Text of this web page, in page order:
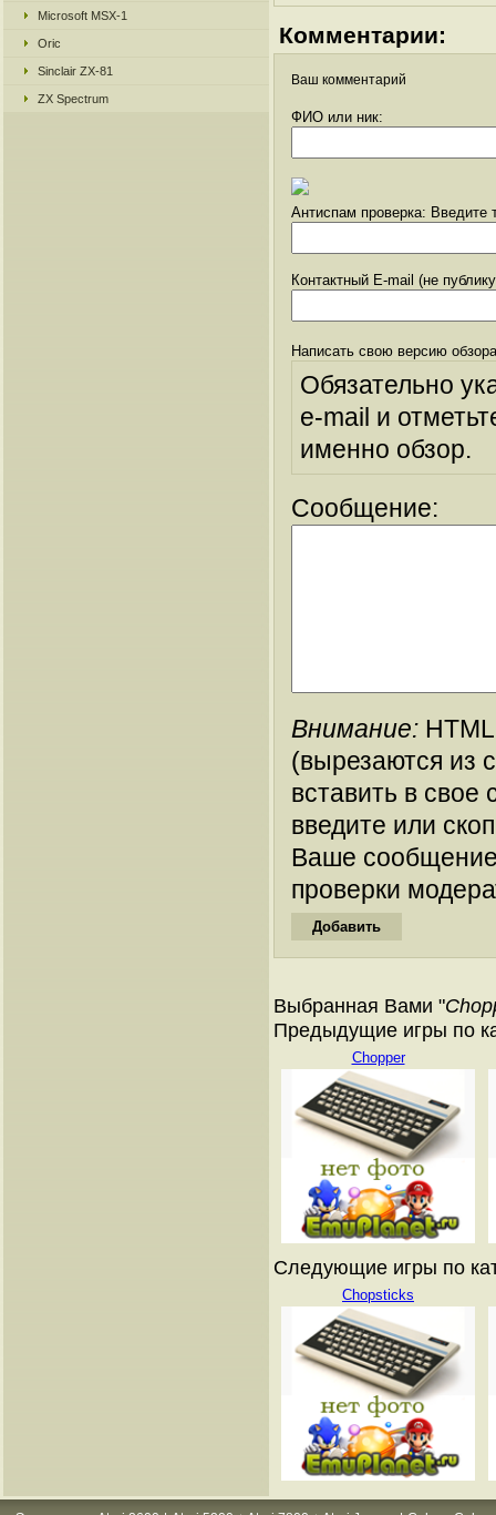
Microsoft MSX-1
Oric
Sinclair ZX-81
ZX Spectrum
Комментарии:
Ваш комментарий
ФИО или ник:
Антиспам проверка: Введите
Контактный E-mail (не
Написать свою версию
Обязательно
e-mail и
именно обзор.
Сообщение:
Внимание:
(вырезаются из
вставить в
введите или
Ваше
проверки
Выбранная Вами "
Предыдущие игры по
Chopper
Следующие игры по
Chopsticks